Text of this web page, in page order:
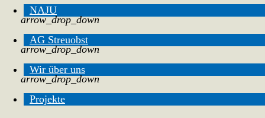
NAJU
AG Streuobst
arrow_drop_down
Wir über uns
arrow_drop_down
Projekte
arrow_drop_down